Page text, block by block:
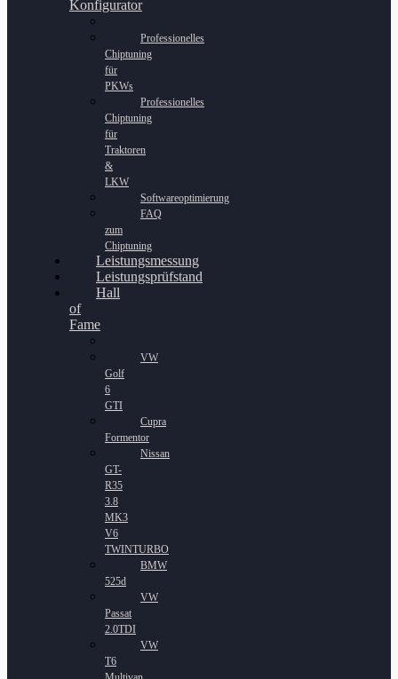
Konfigurator
Professionelles
Chiptuning
für
PKWs
Professionelles
Chiptuning
für
Traktoren
&
LKW
Softwareoptimierung
FAQ
zum
Chiptuning
Leistungsmessung
Leistungsprüfstand
Hall
of
Fame
VW
Golf
6
GTI
Cupra
Formentor
Nissan
GT-
R35
3.8
MK3
V6
TWINTURBO
BMW
525d
VW
Passat
2.0TDI
VW
T6